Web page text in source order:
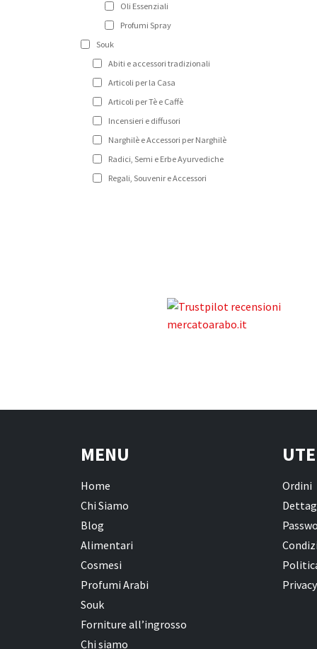
Oli Essenziali
Profumi Spray
Souk
Abiti e accessori tradizionali
Articoli per la Casa
Articoli per Tè e Caffè
Incensieri e diffusori
Narghilè e Accessori per Narghilè
Radici, Semi e Erbe Ayurvediche
Regali, Souvenir e Accessori
MENU
Home
Chi Siamo
Blog
Alimentari
Cosmesi
Profumi Arabi
Souk
Forniture all’ingrosso
Chi siamo
Ordini